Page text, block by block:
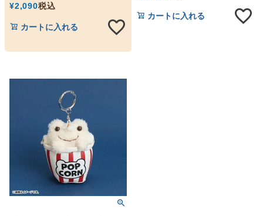
¥2,090税込
カートに入れる
カートに入れる